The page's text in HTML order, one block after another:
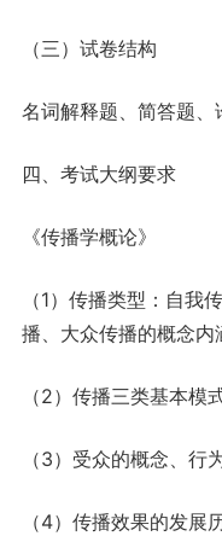
（三）试卷结构
名词解释题、简答题、
四、考试大纲要求
《传播学概论》
（1）传播类型：自我
播、大众传播的概念内
（2）传播三类基本模
（3）受众的概念、行
（4）传播效果的发展